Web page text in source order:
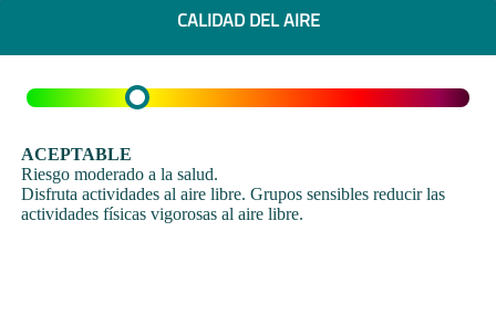
CALIDAD DEL AIRE
ACEPTABLE
Riesgo moderado a la salud.
Disfruta actividades al aire libre. Grupos sensibles reducir las
actividades físicas vigorosas al aire libre.